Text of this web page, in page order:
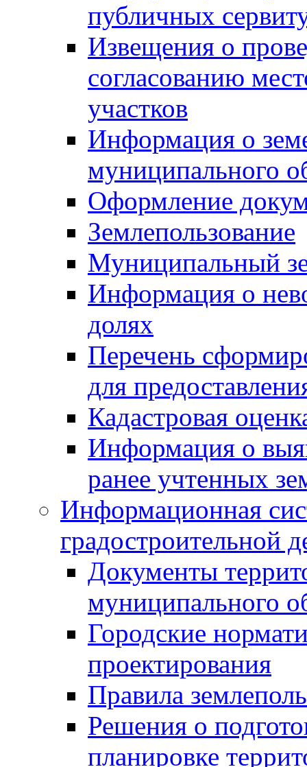
публичных
Извещения о
согласованию
участков
Информация о
муниципального
Оформление
Землепользование
Муниципальный
Информация о
долях
Перечень
для
Кадастровая
Информация о
ранее учтенных
Информационная
градостроительной
Документы
муниципального
Городские
проектирования
Правила
Решения о
планировке